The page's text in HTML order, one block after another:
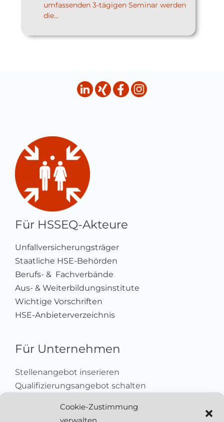
Cookie-Zustimmung
umfassenden 3-tägigen Seminar werden
die...
Für HSSEQ-Akteure
Unfallversicherungsträger
Staatliche HSE-Behörden
Berufs- & Fachverbände
Aus- & Weiterbildungsinstitute
Wichtige Vorschriften
HSE-Anbieterverzeichnis
Für Unternehmen
Stellenangebot inserieren
Qualifizierungsangebot schalten